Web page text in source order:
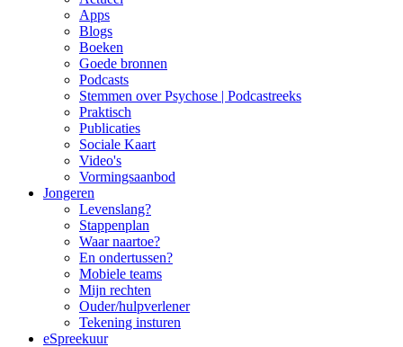
Apps
Blogs
Boeken
Goede bronnen
Podcasts
Stemmen over Psychose | Podcastreeks
Praktisch
Publicaties
Sociale Kaart
Video's
Vormingsaanbod
Jongeren
Levenslang?
Stappenplan
Waar naartoe?
En ondertussen?
Mobiele teams
Mijn rechten
Ouder/hulpverlener
Tekening insturen
eSpreekuur